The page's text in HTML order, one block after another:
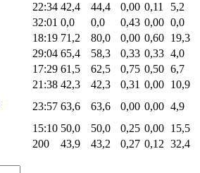
22:34 42,4 44,4 0,00 0,11
5,2
32:01 0,0 0,0 0,43 0,00 0,0
18:19 71,2 80,0 0,00 0,60 19,3
29:04 65,4 58,3 0,33 0,33 4,0
17:29 61,5 62,5 0,75 0,50 6,7
21:38 42,3 42,3 0,31 0,00 10,9
23:57 63,6 63,6 0,00 0,00 4,9
15:10 50,0 50,0 0,25 0,00 15,5
200 43,9 43,2 0,27 0,12 32,4